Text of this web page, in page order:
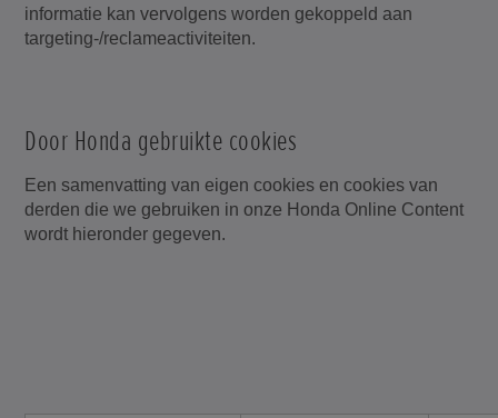
informatie kan vervolgens worden gekoppeld aan
targeting-/reclameactiviteiten.
Door Honda gebruikte cookies
Een samenvatting van eigen cookies en cookies van
derden die we gebruiken in onze Honda Online Content
wordt hieronder gegeven.